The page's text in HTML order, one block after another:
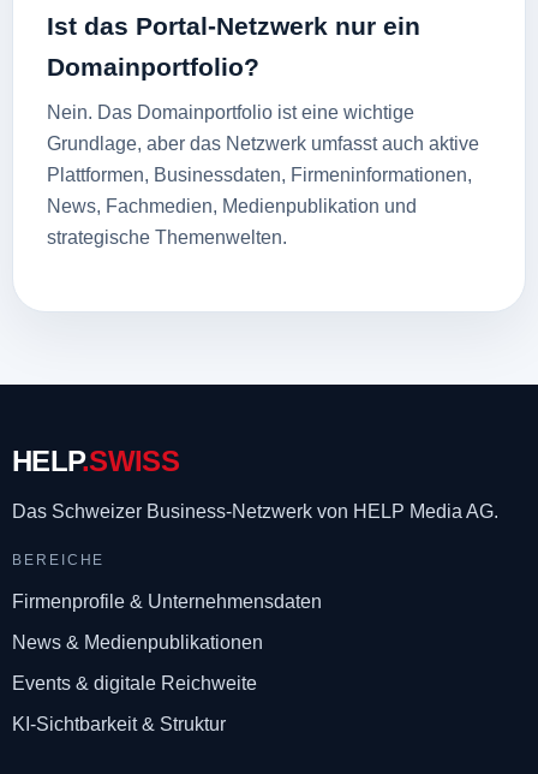
Ist das Portal-Netzwerk nur ein
Domainportfolio?
Nein. Das Domainportfolio ist eine wichtige
Grundlage, aber das Netzwerk umfasst auch aktive
Plattformen, Businessdaten, Firmeninformationen,
News, Fachmedien, Medienpublikation und
strategische Themenwelten.
HELP.SWISS
Das Schweizer Business-Netzwerk von HELP Media AG.
BEREICHE
Firmenprofile & Unternehmensdaten
News & Medienpublikationen
Events & digitale Reichweite
KI-Sichtbarkeit & Struktur